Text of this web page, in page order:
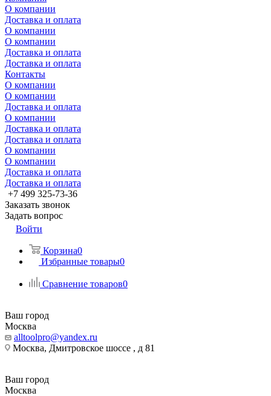
О компании
Доставка и оплата
О компании
О компании
Доставка и оплата
Доставка и оплата
Контакты
О компании
О компании
Доставка и оплата
О компании
Доставка и оплата
Доставка и оплата
О компании
О компании
Доставка и оплата
Доставка и оплата
+7 499 325-73-36
Заказать звонок
Задать вопрос
Войти
Корзина0
Избранные товары0
Сравнение товаров0
Ваш город
Москва
alltoolpro@yandex.ru
Москва, Дмитровское шоссе , д 81
Ваш город
Москва